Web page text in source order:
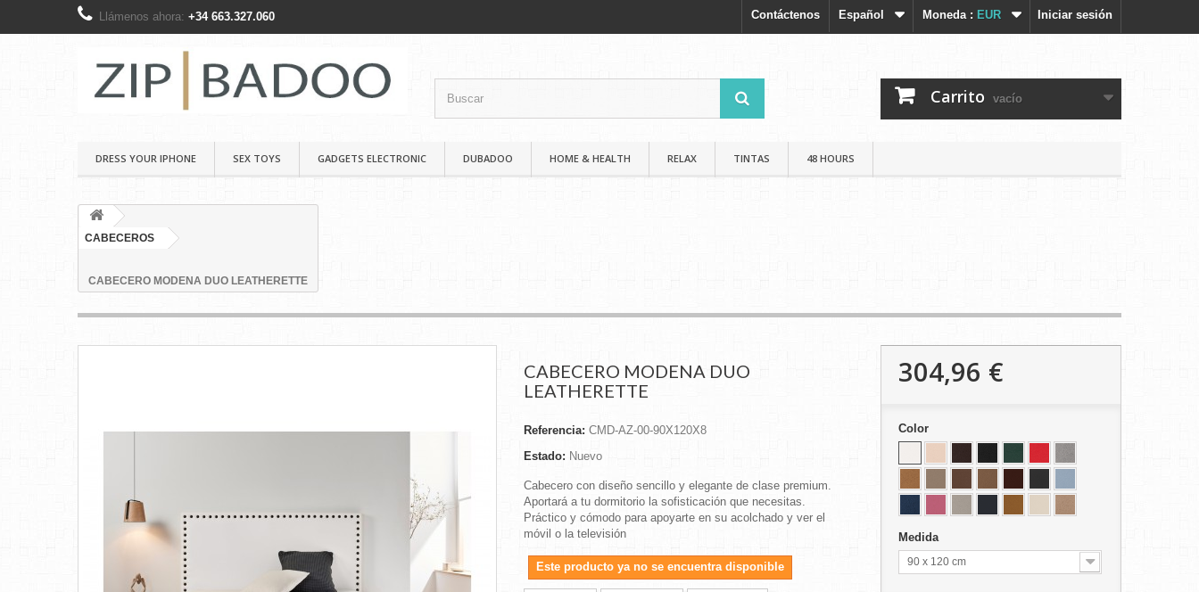
Iniciar sesión
Moneda : EUR
Español
Contáctenos
Llámenos ahora: +34 663.327.060
Carrito vacío
DRESS YOUR IPHONE SEX TOYS GADGETS ELECTRONIC DUBADOO HOME & HEALTH RELAX TINTAS 48 HOURS
CABECEROS
CABECERO MODENA DUO LEATHERETTE
CABECERO MODENA DUO
LEATHERETTE
Referencia: CMD-AZ-00-90X120X8
Estado: Nuevo
Cabecero con diseño sencillo y elegante de clase premium.
Aportará a tu dormitorio la sofisticación que necesitas.
Práctico y cómodo para apoyarte en su acolchado y ver el
móvil o la televisión
Este producto ya no se encuentra disponible
304,96 €
Color
Medida
90 x 120 cm